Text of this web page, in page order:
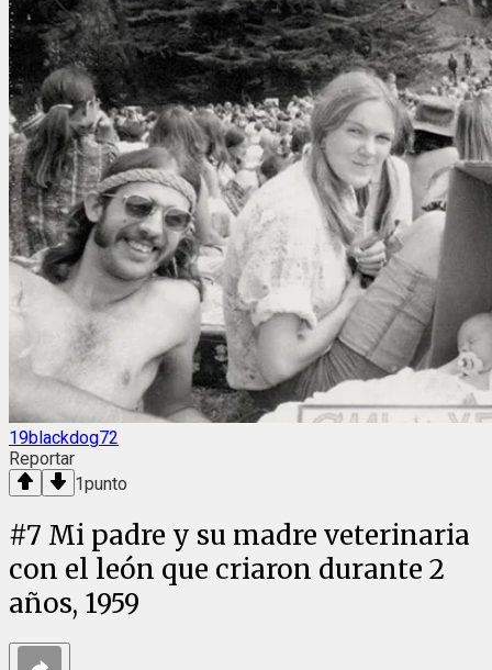
19blackdog72
Reportar
1punto
#7 Mi padre y su madre veterinaria
con el león que criaron durante 2
años, 1959